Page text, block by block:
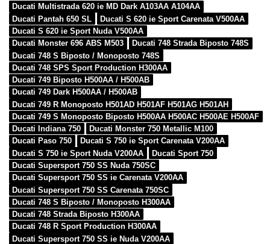
Ducati Multistrada 620 ie MD Dark A103AA A104AA
Ducati Pantah 650 SL
Ducati S 620 ie Sport Carenata V500AA
Ducati S 620 ie Sport Nuda V500AA
Ducati Monster 696 ABS M503
Ducati 748 Strada Biposto 748S
Ducati 748 S Biposto / Monoposto 748S
Ducati 748 SPS Sport Production H300AA
Ducati 749 Biposto H500AA / H500AB
Ducati 749 Dark H500AA / H500AB
Ducati 749 R Monoposto H501AD H501AF H501AG H501AH
Ducati 749 S Monoposto Biposto H500AA H500AC H500AE H500AF
Ducati Indiana 750
Ducati Monster 750 Metallic M100
Ducati Paso 750
Ducati S 750 ie Sport Carenata V200AA
Ducati S 750 ie Sport Nuda V200AA
Ducati Sport 750
Ducati Supersport 750 SS Nuda 750SC
Ducati Supersport 750 SS ie Carenata V200AA
Ducati Supersport 750 SS Carenata 750SC
Ducati 748 S Biposto / Monoposto H300AA
Ducati 748 Strada Biposto H300AA
Ducati 748 R Sport Production H300AA
Ducati Supersport 750 SS ie Nuda V200AA